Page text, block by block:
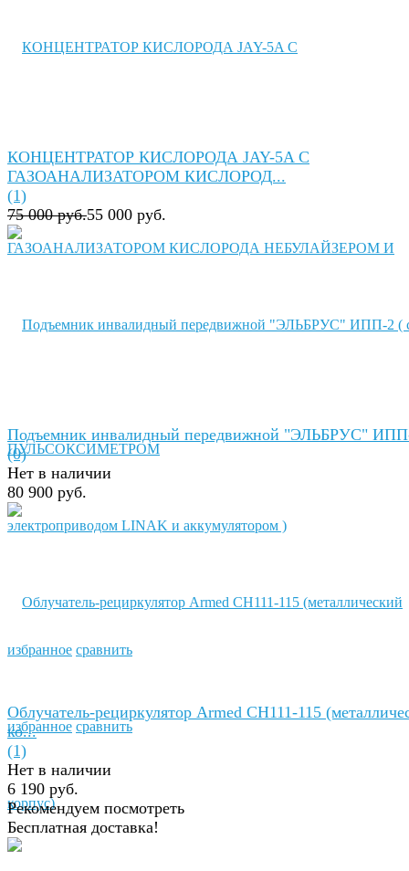
избранное сравнить
КОНЦЕНТРАТОР КИСЛОРОДА JAY-5A C
ГАЗОАНАЛИЗАТОРОМ КИСЛОРОД...
(1)
75 000 руб.55 000 руб.
избранное сравнить
Подъемник инвалидный передвижной "ЭЛЬБРУС"
(0)
Нет в наличии
80 900 руб.
Облучатель-рециркулятор Armed СH111-115
ко...
(1)
Нет в наличии
6 190 руб.
Рекомендуем посмотреть
Бесплатная доставка!